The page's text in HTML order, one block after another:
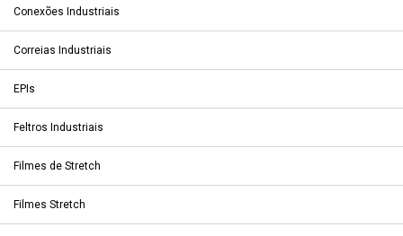
Conexões Industriais
Correias Industriais
EPIs
Feltros Industriais
Filmes de Stretch
Filmes Stretch